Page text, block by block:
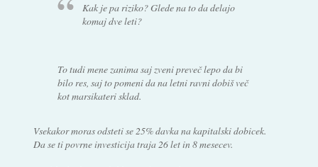
Kak je pa riziko? Glede na to da delajo
komaj dve leti?
To tudi mene zanima saj zveni preveč lepo da bi
bilo res, saj to pomeni da na letni ravni dobiš več
kot marsikateri sklad.
Vsekakor moras odsteti se 25% davka na kapitalski dobicek.
Da se ti povrne investicija traja 26 let in 8 mesecev.